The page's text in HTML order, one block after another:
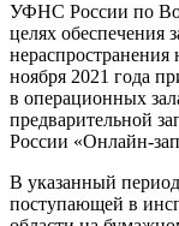
УФНС России по
целях обеспечения
ноября 2021 года
в операционных
предварительной
России «Онлайн-
В указанный
поступающей в